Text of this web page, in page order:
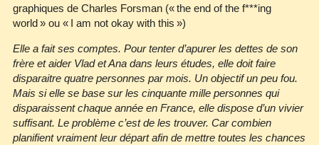
graphiques de Charles Forsman (« the end of the f***ing
world » ou « I am not okay with this »)
Elle a fait ses comptes. Pour tenter d’apurer les dettes de son
frère et aider Vlad et Ana dans leurs études, elle doit faire
disparaitre quatre personnes par mois. Un objectif un peu fou.
Mais si elle se base sur les cinquante mille personnes qui
disparaissent chaque année en France, elle dispose d’un vivier
suffisant. Le problème c’est de les trouver. Car combien
planifient vraiment leur départ afin de mettre toutes les chances